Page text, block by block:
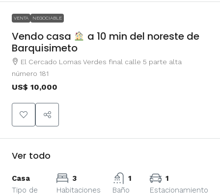
VENTA NEGOCIABLE
Vendo casa
a 10 min del noreste de
Barquisimeto
El Cercado Lomas Verdes final calle 5 parte alta
número 181
US$ 10,000
Ver todo
Casa
Tipo de
3
Habitaciones
1
Baño
1
Estacionamiento